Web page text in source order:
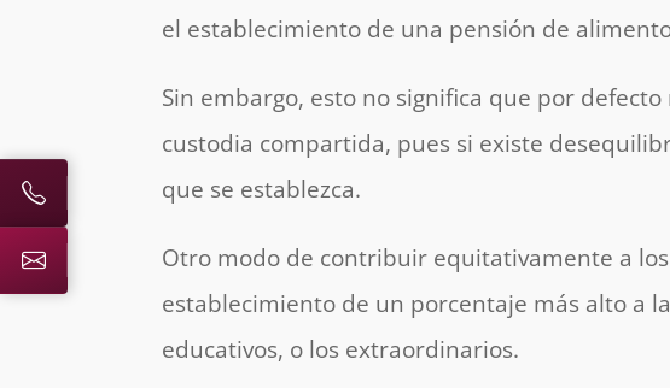
el establecimiento de una pensión de
Sin embargo, esto no significa que por
custodia compartida, pues si existe
que se establezca.
Otro modo de contribuir equitativamente a
establecimiento de un porcentaje más alto a
educativos, o los extraordinarios.